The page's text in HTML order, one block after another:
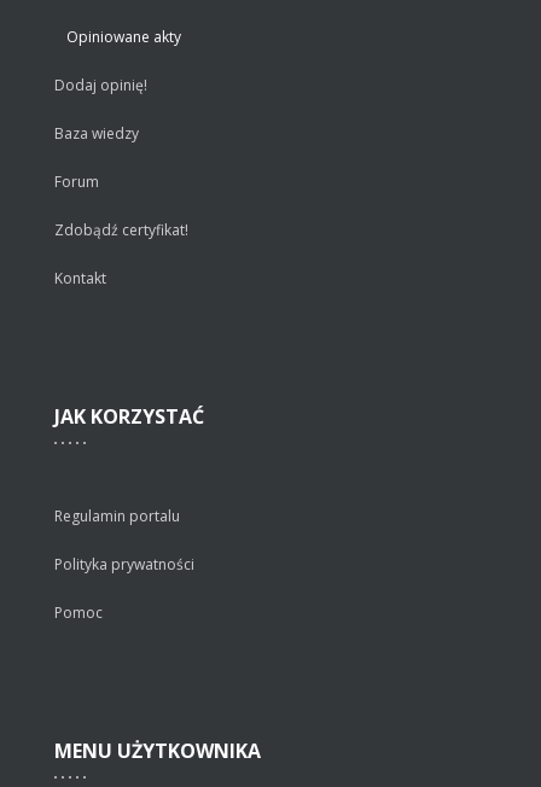
Opiniowane akty
Dodaj opinię!
Baza wiedzy
Forum
Zdobądź certyfikat!
Kontakt
JAK KORZYSTAĆ
Regulamin portalu
Polityka prywatności
Pomoc
MENU UŻYTKOWNIKA